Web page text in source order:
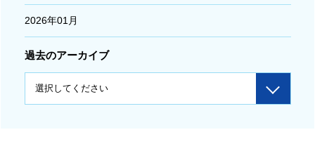
2026年01月
過去のアーカイブ